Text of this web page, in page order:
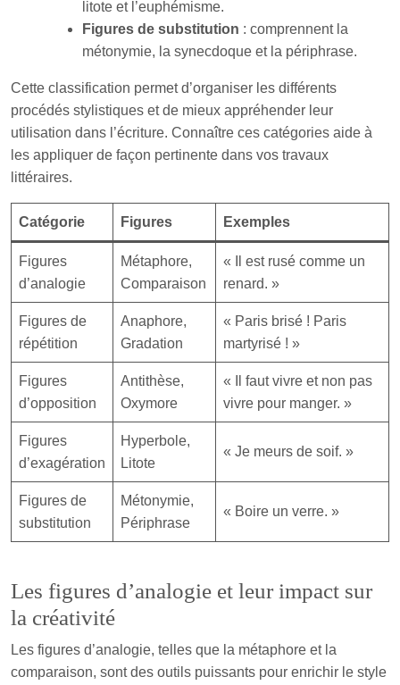
litote et l’euphémisme.
Figures de substitution : comprennent la
métonymie, la synecdoque et la périphrase.
Cette classification permet d’organiser les différents
procédés stylistiques et de mieux appréhender leur
utilisation dans l’écriture. Connaître ces catégories aide à
les appliquer de façon pertinente dans vos travaux
littéraires.
Catégorie Figures Exemples
Figures
d’analogie
Métaphore,
Comparaison
« Il est rusé comme un
renard. »
Figures de
répétition
Anaphore,
Gradation
« Paris brisé ! Paris
martyrisé ! »
Figures
d’opposition
Antithèse,
Oxymore
« Il faut vivre et non pas
vivre pour manger. »
Figures
d’exagération
Hyperbole,
Litote
« Je meurs de soif. »
Figures de
substitution
Métonymie,
Périphrase
« Boire un verre. »
Les figures d’analogie et leur impact sur
la créativité
Les figures d’analogie, telles que la métaphore et la
comparaison, sont des outils puissants pour enrichir le style